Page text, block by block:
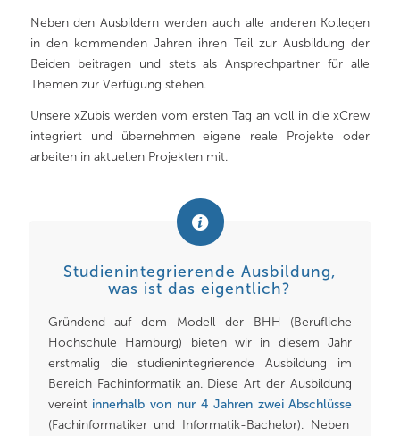
Neben den Ausbildern werden auch alle anderen Kollegen
in den kommenden Jahren ihren Teil zur Ausbildung der
Beiden beitragen und stets als Ansprechpartner für alle
Themen zur Verfügung stehen.
Unsere xZubis werden vom ersten Tag an voll in die xCrew
integriert und übernehmen eigene reale Projekte oder
arbeiten in aktuellen Projekten mit.
Studienintegrierende Ausbildung,
was ist das eigentlich?
Gründend auf dem Modell der BHH (Berufliche
Hochschule Hamburg) bieten wir in diesem Jahr
erstmalig die studienintegrierende Ausbildung im
Bereich Fachinformatik an. Diese Art der Ausbildung
vereint innerhalb von nur 4 Jahren zwei Abschlüsse
(Fachinformatiker und Informatik-Bachelor). Neben